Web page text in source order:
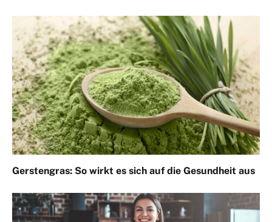
Gerstengras: So wirkt es sich auf die Gesundheit aus